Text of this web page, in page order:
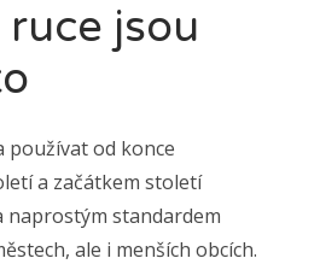
jsou
používat od konce
a začátkem století
naprostým standardem
ale i menších obcích.